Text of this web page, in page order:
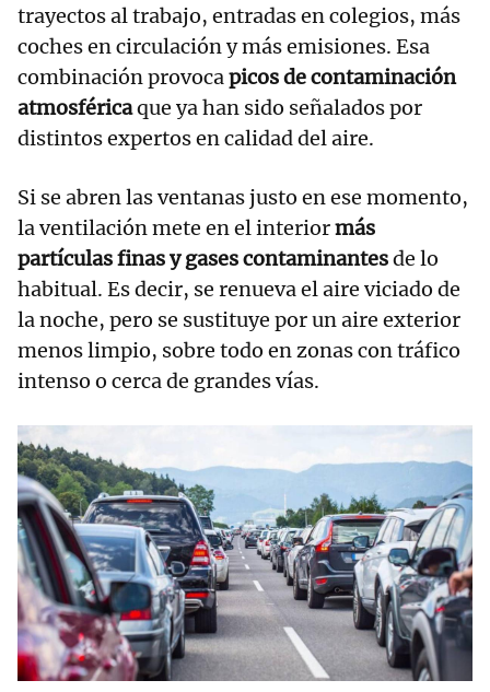
trayectos al trabajo, entradas en colegios, más
coches en circulación y más emisiones. Esa
combinación provocapicos de contaminación
atmosféricaque ya han sido señalados por
distintos expertos en calidad del aire.
Si se abren las ventanas justo en ese momento,
la ventilación mete en el interiormás
partículas finas y gases contaminantesde lo
habitual. Es decir, se renueva el aire viciado de
la noche, pero se sustituye por un aire exterior
menos limpio, sobre todo en zonas con tráfico
intenso o cerca de grandes vías.